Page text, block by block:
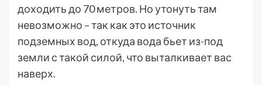
доходить до 70 метров. Но утонуть там
невозможно – так как это источник
подземных вод, откуда вода бьет из-под
земли с такой силой, что выталкивает вас
наверх.